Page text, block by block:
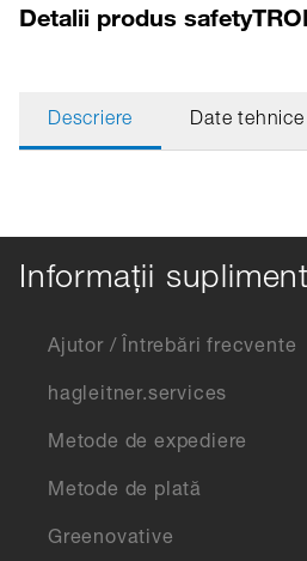
Detalii produs
Descriere Date tehnice
Informații
Ajutor / Întrebări frecvente
hagleitner.services
Metode de expediere
Metode de plată
Greenovative